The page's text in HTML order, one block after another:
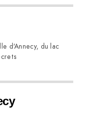
d'Annecy, du lac